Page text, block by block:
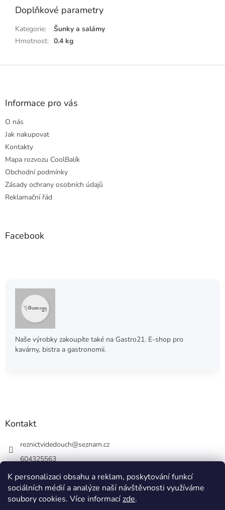
K personalizaci obsahu a reklam, poskytování funkcí
sociálních médií a analýze naší návštěvnosti využíváme
soubory cookies. Více informacízde.
Doplňkové parametry
Kategorie:
Šunky a salámy
Hmotnost: 0.4 kg
Z
Informace pro vás
O nás
Jak nakupovat
Kontakty
Mapa rozvozu CoolBalík
Obchodní podmínky
Zásady ochrany osobních údajů
Reklamační řád
Facebook
Naše výrobky zakoupíte také na Gastro21. E-shop pro
kavárny, bistra a gastronomii.
Kontakt
reznictvidedouch@seznam.cz
604325563